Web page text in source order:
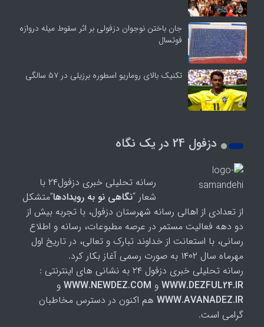
جان باختن نوجوان دزفولی بر اثر سقوط میله دروازه
فوتسال
تکنیک بالای روماریو اسطوره برزیلی در ۵۷ سالگی
دزفول 24 در یک نگاه
رسانه تحلیلی خبری دزفول۲۴ با
شعار “نگاهی نو به رویدادها”متشکل
از تعدادی از اهالی رسانه شهرستان دزفول، با تجربه بیش از
دو دهه فعالیت مستمر در عرصه مطبوعات، رسانه و اطلاع
رسانی، با استعانت از خداوند تبارک و تعالی، در تاریخ اول
مهرماه سال ۱۴۰۲ به صورت رسمی آغاز بکار کرد.
رسانه تحلیلی خبری دزفول ۲۴ به نشانی های اینترنتی :
WWW.DEZFUL24.IR و WWW.NEWDEZ.COM و
WWW.AVANADEZ.IR هم اکنون در دسترس مخاطبان
گرامی است.